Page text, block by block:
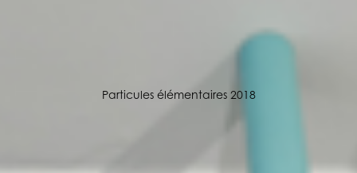
Particules élémentaires 2018